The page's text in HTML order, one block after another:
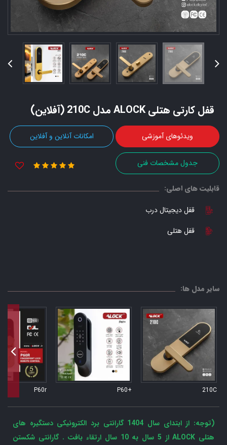
قفل کارتی هتلی ALOCK مدل 210C (آفلاین)
ویدئوهای آموزشی امکانات آنلاین و آفلاین
جدول مشخصات فنی
قابلیت های اصلی:
قفل دیجیتال درب
قفل هتلی
سایر مدل ها:
210C
+P60
P60r
(توجه: از ابتدای سال 1404 گارانتی برد الکترونیکی دستگیره های
هتلی ALOCK از 5 سال به 10 سال ارتقاء بافت . گارانتی شکستن